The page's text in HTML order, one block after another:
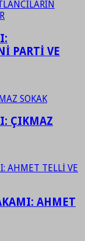
PARTİ VE
ÇIKMAZ
AHMET